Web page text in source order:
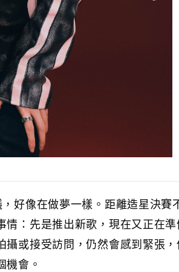
好像在做夢一樣。距離造星決賽
：先是推出新歌，現在又正在
或接受訪問，仍然會感到緊張
機會。